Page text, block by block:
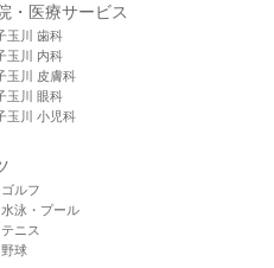
・医療サービス
玉川 歯科
玉川 内科
玉川 皮膚科
玉川 眼科
玉川 小児科
ルフ
泳・プール
ニス
球